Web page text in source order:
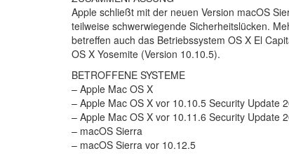
Apple schließt mit der neuen Version macOS
teilweise schwerwiegende Sicherheitslücken.
betreffen auch das Betriebssystem OS X El
OS X Yosemite (Version 10.10.5).
BETROFFENE SYSTEME
– Apple Mac OS X
– Apple Mac OS X vor 10.10.5 Security Update
– Apple Mac OS X vor 10.11.6 Security Update
– macOS Sierra
– macOS Sierra vor 10.12.5